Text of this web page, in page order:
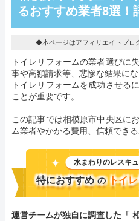
るおすすめ業者8選！
◆本ページはアフィリエイトプロ
トイレリフォームの業者選びに
事や高額請求等、悲惨な結果にな
トイレリフォームを成功させる
ことが重要です。
この記事では相模原市中央区に
ム業者やかかる費用、信頼でき
水まわりのレスキ
特におすすめ の トイ
運営チームが独自に調査した「